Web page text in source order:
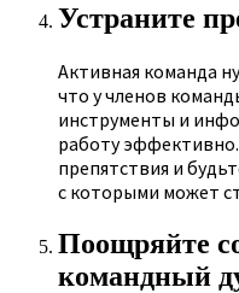
Устраните
Активная команда
что у членов
инструменты и
работу
препятствия и
с которыми может
Поощряйте
командный